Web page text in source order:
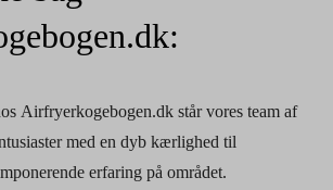
Airfryerkogebogen.dk står vores team af
med en dyb kærlighed til
erfaring på området.